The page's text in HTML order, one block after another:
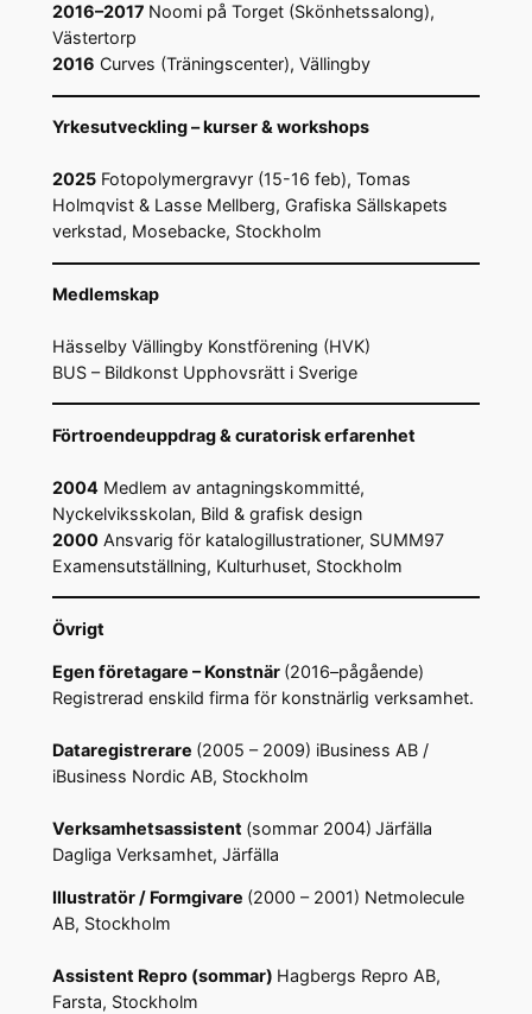
2016–2017 Noomi på Torget (Skönhetssalong),
Västertorp
2016 Curves (Träningscenter), Vällingby
Yrkesutveckling – kurser & workshops
2025Fotopolymergravyr (15-16 feb), Tomas
Holmqvist & Lasse Mellberg, Grafiska Sällskapets
verkstad, Mosebacke, Stockholm
Medlemskap
Hässelby Vällingby Konstförening (HVK)
BUS – Bildkonst Upphovsrätt i Sverige
Förtroendeuppdrag & curatorisk erfarenhet
2004Medlem av antagningskommitté,
Nyckelviksskolan, Bild & grafisk design
2000Ansvarig för katalogillustrationer, SUMM97
Examensutställning, Kulturhuset, Stockholm
Övrigt
Egen företagare – Konstnär (2016–pågående)
Registrerad enskild firma för konstnärlig verksamhet.
Dataregistrerare (2005 – 2009) iBusiness AB /
iBusiness Nordic AB, Stockholm
Verksamhetsassistent (sommar 2004) Järfälla
Dagliga Verksamhet, Järfälla
Illustratör / Formgivare (2000 – 2001) Netmolecule
AB, Stockholm
Assistent Repro (sommar) Hagbergs Repro AB,
Farsta, Stockholm